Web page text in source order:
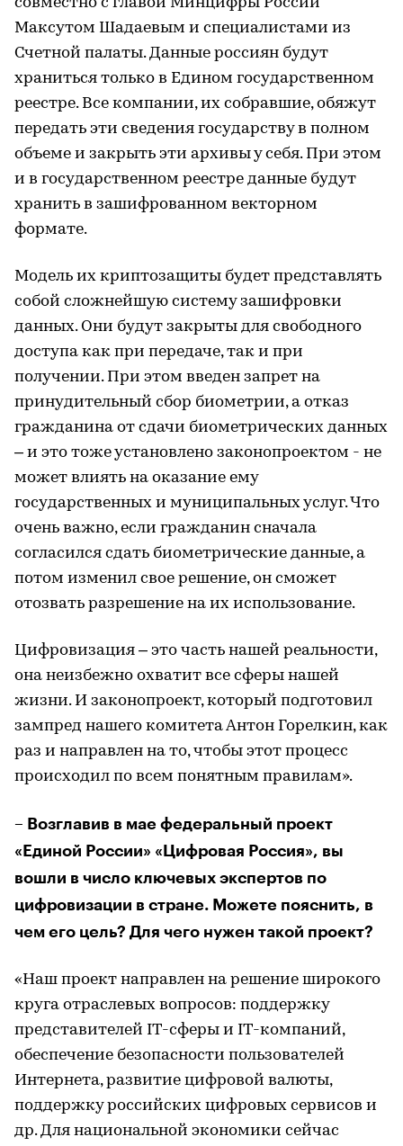
Максутом Шадаевым и специалистами из
Счетной палаты. Данные россиян будут
храниться только в Едином государственном
реестре. Все компании, их собравшие, обяжут
передать эти сведения государству в полном
объеме и закрыть эти архивы у себя. При этом
и в государственном реестре данные будут
хранить в зашифрованном векторном
формате.
Модель их криптозащиты будет представлять
собой сложнейшую систему зашифровки
данных. Они будут закрыты для свободного
доступа как при передаче, так и при
получении. При этом введен запрет на
принудительный сбор биометрии, а отказ
гражданина от сдачи биометрических данных
– и это тоже установлено законопроектом - не
может влиять на оказание ему
государственных и муниципальных услуг. Что
очень важно, если гражданин сначала
согласился сдать биометрические данные, а
потом изменил свое решение, он сможет
отозвать разрешение на их использование.
Цифровизация – это часть нашей реальности,
она неизбежно охватит все сферы нашей
жизни. И законопроект, который подготовил
зампред нашего комитета Антон Горелкин, как
раз и направлен на то, чтобы этот процесс
происходил по всем понятным правилам».
– Возглавив в мае федеральный проект
«Единой России» «Цифровая Россия», вы
вошли в число ключевых экспертов по
цифровизации в стране. Можете пояснить, в
чем его цель? Для чего нужен такой проект?
«Наш проект направлен на решение широкого
круга отраслевых вопросов: поддержку
представителей IT-сферы и IT-компаний,
обеспечение безопасности пользователей
Интернета, развитие цифровой валюты,
поддержку российских цифровых сервисов и
др. Для национальной экономики сейчас